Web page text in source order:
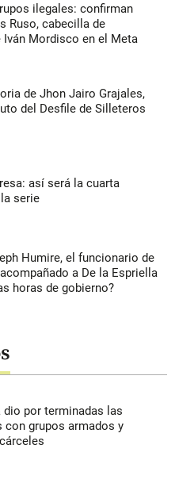
ilegales: confirman
Ruso, cabecilla de
Iván Mordisco en el Meta
de Jhon Jairo Grajales,
del Desfile de Silleteros
así será la cuarta
serie
Humire, el funcionario de
a De la Espriella
horas de gobierno?
dio por terminadas las
con grupos armados y